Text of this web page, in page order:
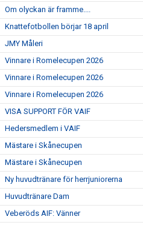
Om olyckan är framme....
Knattefotbollen börjar 18 april
JMY Måleri
Vinnare i Romelecupen 2026
Vinnare i Romelecupen 2026
Vinnare i Romelecupen 2026
VISA SUPPORT FÖR VAIF
Hedersmedlem i VAIF
Mästare i Skånecupen
Mästare i Skånecupen
Ny huvudtränare för herrjuniorerna
Huvudtränare Dam
Veberöds AIF: Vänner